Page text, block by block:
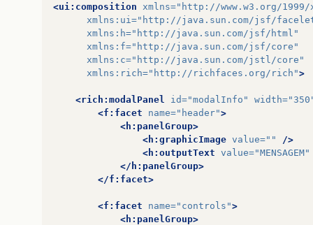
<ui:composition
xmlns="http://www.w3.org/1999/
xmlns:ui="http://java.sun.com/jsf/
xmlns:h="http://java.sun.com/jsf/html"
xmlns:f="http://java.sun.com/jsf/core"
xmlns:c="http://java.sun.com/jstl/core"
xmlns:rich="http://richfaces.org/rich">
<rich:modalPanel id="modalInfo" width=
<f:facet
name="header">
<h:panelGroup>
<h:graphicImage value=""
/>
<h:outputText value="MENSAGEM"
</h:panelGroup>
</f:facet>
<f:facet name="controls">
<h:panelGroup>